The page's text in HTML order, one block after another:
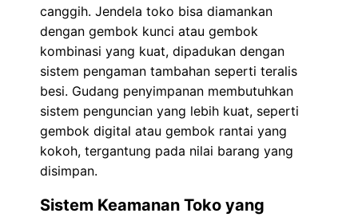
canggih. Jendela toko bisa diamankan
dengan gembok kunci atau gembok
kombinasi yang kuat, dipadukan dengan
sistem pengaman tambahan seperti teralis
besi. Gudang penyimpanan membutuhkan
sistem penguncian yang lebih kuat, seperti
gembok digital atau gembok rantai yang
kokoh, tergantung pada nilai barang yang
disimpan.
Sistem Keamanan Toko yang